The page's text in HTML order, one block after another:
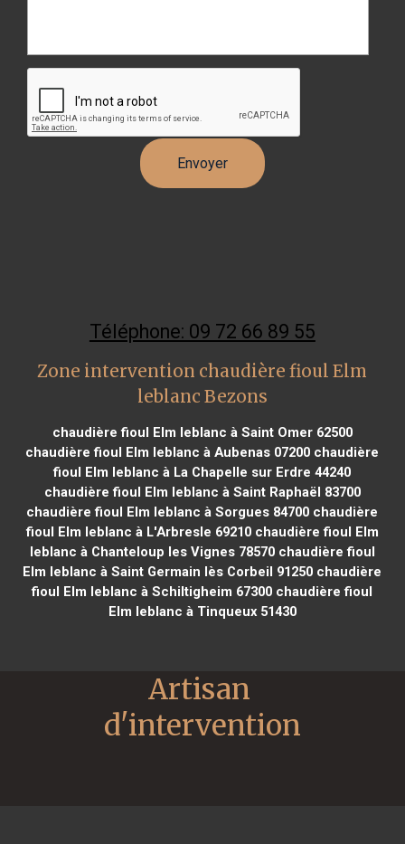
Téléphone: 09 72 66 89 55
Zone intervention chaudière fioul Elm
leblanc Bezons
chaudière fioul Elm leblanc à Saint Omer 62500
chaudière fioul Elm leblanc à Aubenas 07200 chaudière
fioul Elm leblanc à La Chapelle sur Erdre 44240
chaudière fioul Elm leblanc à Saint Raphaël 83700
chaudière fioul Elm leblanc à Sorgues 84700 chaudière
fioul Elm leblanc à L'Arbresle 69210chaudière fioul Elm
leblanc à Chanteloup les Vignes 78570chaudière fioul
Elm leblanc à Saint Germain lès Corbeil 91250 chaudière
fioul Elm leblanc à Schiltigheim 67300 chaudière fioul
Elm leblanc à Tinqueux 51430
Artisan
d'intervention